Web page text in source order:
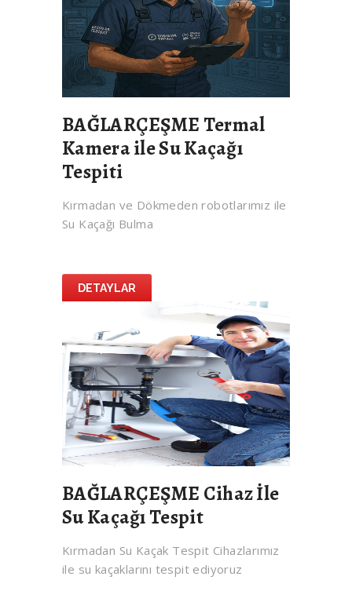
BAĞLARÇEŞME Termal
Kamera ile Su Kaçağı
Tespiti
Kırmadan ve Dökmeden robotlarımız ile
Su Kaçağı Bulma
DETAYLAR
BAĞLARÇEŞME Cihaz İle
Su Kaçağı Tespit
Kırmadan Su Kaçak Tespit Cihazlarımız
ile su kaçaklarını tespit ediyoruz